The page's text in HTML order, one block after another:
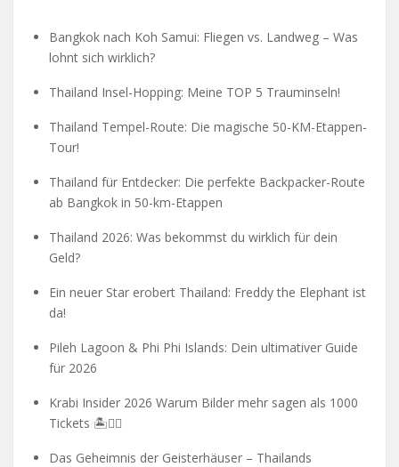
Bangkok nach Koh Samui: Fliegen vs. Landweg – Was
lohnt sich wirklich?
Thailand Insel-Hopping: Meine TOP 5 Trauminseln!
Thailand Tempel-Route: Die magische 50-KM-Etappen-
Tour!
Thailand für Entdecker: Die perfekte Backpacker-Route
ab Bangkok in 50-km-Etappen
Thailand 2026: Was bekommst du wirklich für dein
Geld?
Ein neuer Star erobert Thailand: Freddy the Elephant ist
da!
Pileh Lagoon & Phi Phi Islands: Dein ultimativer Guide
für 2026
Krabi Insider 2026 Warum Bilder mehr sagen als 1000
Tickets 🏝️🧗‍♂️
Das Geheimnis der Geisterhäuser – Thailands